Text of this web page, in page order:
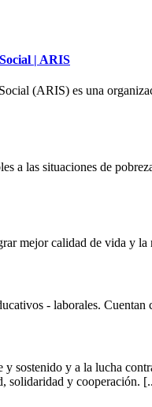
| ARIS
(ARIS) es una
a las situaciones de
mejor calidad de vida y
- laborales.
sostenido y a la lucha
solidaridad y cooperación.